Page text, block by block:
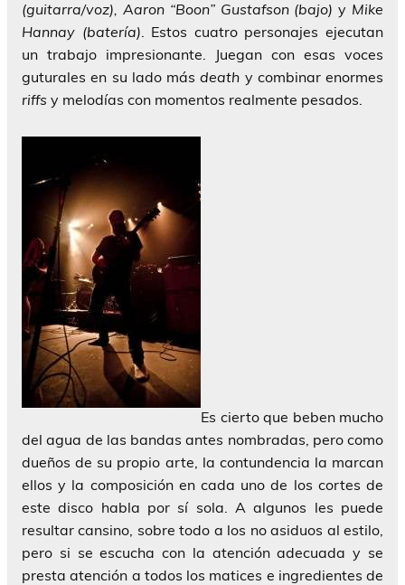
(guitarra/voz), Aaron “Boon” Gustafson (bajo) y Mike
Hannay (batería) . Estos cuatro personajes ejecutan
un trabajo impresionante. Juegan con esas voces
guturales en su lado másdeath y combinar enormes
riffs y melodías con momentos realmente pesados.
Es cierto que beben mucho
del agua de las bandas antes nombradas, pero como
dueños de su propio arte, la contundencia la marcan
ellos y la composición en cada uno de los cortes de
este disco habla por sí sola. A algunos les puede
resultar cansino, sobre todo a los no asiduos al estilo,
pero si se escucha con la atención adecuada y se
presta atención a todos los matices e ingredientes de